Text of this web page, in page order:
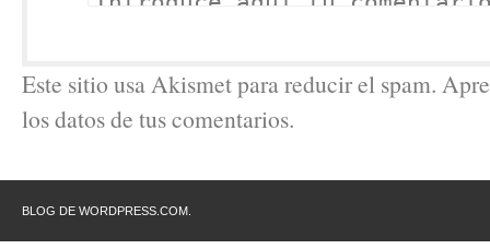
Este sitio usa Akismet para reducir el spam.
los datos de tus comentarios.
BLOG DE WORDPRESS.COM.